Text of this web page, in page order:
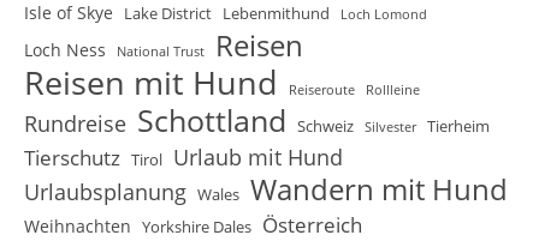
Isle of Skye Lake District Lebenmithund Loch Lomond
Loch Ness National Trust Reisen
Reisen mit Hund Reiseroute Rollleine
Rundreise Schottland Schweiz Silvester Tierheim
Tierschutz Tirol Urlaub mit Hund
Urlaubsplanung Wales Wandern mit Hund
Weihnachten Yorkshire Dales Österreich